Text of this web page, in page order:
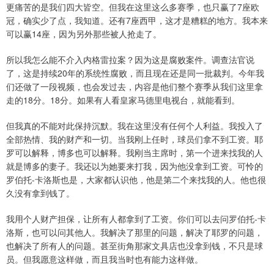
更痛苦的是我们四大皆空。但我在这里这么多赛季，也只赢了7座欧
冠，确实少了点，我知道。还有7座西甲，这才是糟糕的地方。我本来
可以赢14座，因为另外那些被人抢走了。
所以我怎么能不介入内格雷拉案？因为这是腐败案件。调查法官说
了，这是持续20年的系统性腐败，而且现在还是同一批裁判。今年我
们还做了一段视频，也会发过去，内容是他们整个赛季从我们这里拿
走的18分。18分。如果有人看皇家马德里电视台，就能看到。
但我真的不能对此保持沉默。我在这里没有任何个人利益。我投入了
全部热情、我的财产和一切。当我刚上任时，球员们拿不到工资。耶
罗可以解释，博多也可以解释。我刚当主席时，第一个进来找我的人
就是博多的妻子。我还以为她要来打我，因为他没拿到工资。可怜的
罗伯托-卡洛斯也是，大家都认识他，他是第二个来找我的人。他也很
久没有拿到钱了。
我用个人财产担保，让所有人都拿到了工资。你们可以去问罗伯托-卡
洛斯，也可以问其他人。我解决了那里的问题，解决了耶罗的问题，
也解决了所有人的问题。甚至街角那家文具店也没拿到钱，不只是球
员。但我愿意这样做，而且我当时也有能力这样做。